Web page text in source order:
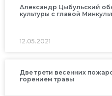
Александр Цыбульский
культуры с главой
12.05.2021
Две трети весенних
горением травы